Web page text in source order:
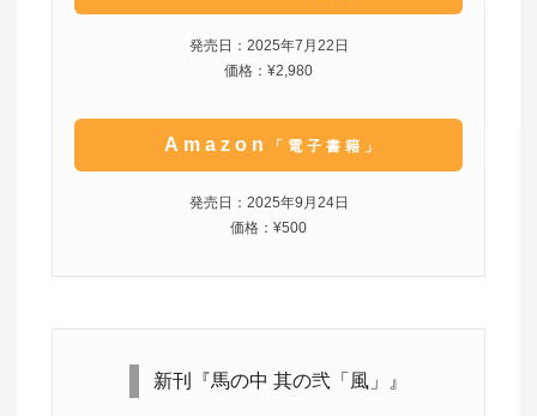
発売日：2025年7月22日
価格：¥2,980
Amazon 「電子書籍」
発売日：2025年9月24日
価格：¥500
新刊『馬の中 其の弐「風」』